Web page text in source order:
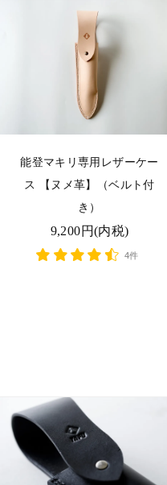
能登マキリ専用レザーケー
ス 【ヌメ革】（ベルト付
き）
9,200円(内税)
4件